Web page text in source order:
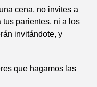
cena, no invites a
tus parientes, ni a los
invitándote, y
que hagamos las